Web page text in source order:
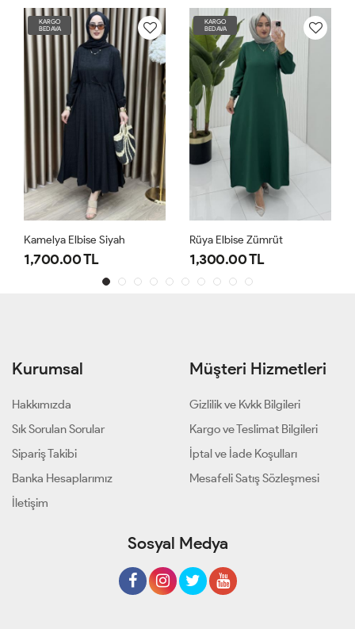
KARGO
BEDAVA
Kamelya Elbise Siyah
1,700.00 TL
KARGO
BEDAVA
Rüya Elbise Zümrüt
1,300.00 TL
Kurumsal
Hakkımızda
Sık Sorulan Sorular
Sipariş Takibi
Banka Hesaplarımız
İletişim
Müşteri Hizmetleri
Gizlilik ve Kvkk Bilgileri
Kargo ve Teslimat Bilgileri
İptal ve İade Koşulları
Mesafeli Satış Sözleşmesi
Sosyal Medya